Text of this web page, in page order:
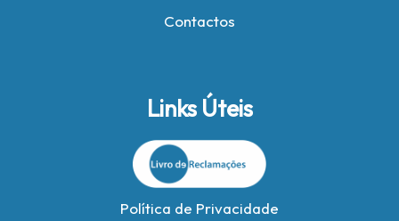
Contactos
Links Úteis
Política de Privacidade